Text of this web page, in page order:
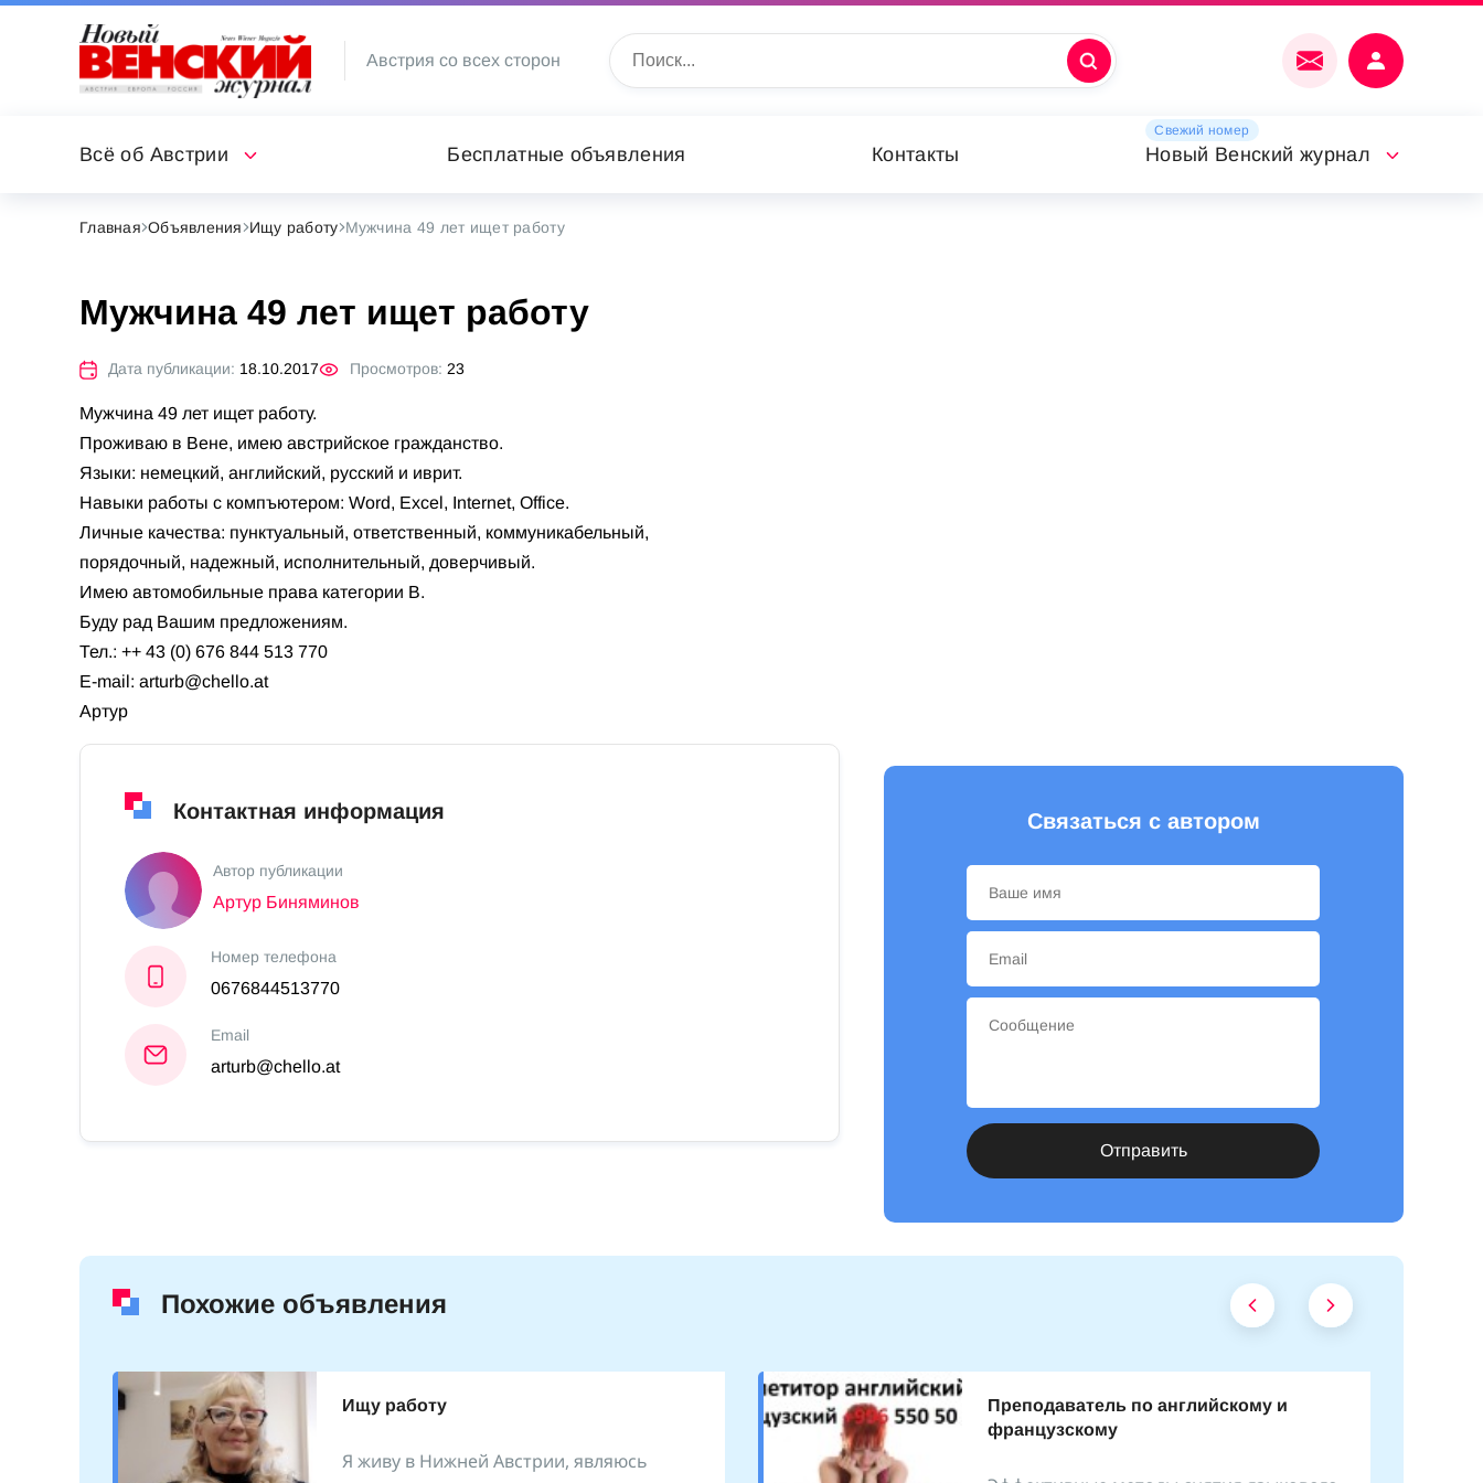
Австрия со всех сторон
Всё об Австрии Бесплатные объявления Контакты
Свежий номер
Новый Венский журнал
Главная Объявления Ищу работу Мужчина 49 лет ищет работу
Мужчина 49 лет ищет работу
Дата публикации: 18.10.2017 Просмотров: 23
Мужчина 49 лет ищет работу.
Проживаю в Вене, имею австрийское гражданство.
Языки: немецкий, английский, русский и иврит.
Навыки работы с компъютером: Word, Excel, Internet, Office.
Личные качества: пунктуальный, ответственный, коммуникабельный,
порядочный, надежный, исполнительный, доверчивый.
Имею автомобильные права категории B.
Буду рад Вашим предложениям.
Тел.: ++ 43 (0) 676 844 513 770
E-mail: arturb@chello.at
Артур
Контактная информация
Автор публикации
Артур Биняминов
Номер телефона
0676844513770
Email
arturb@chello.at
Связаться с автором
Отправить
Похожие объявления
Ищу работу
Я живу в Нижней Австрии, являюсь
Преподаватель по английскому и
французскому